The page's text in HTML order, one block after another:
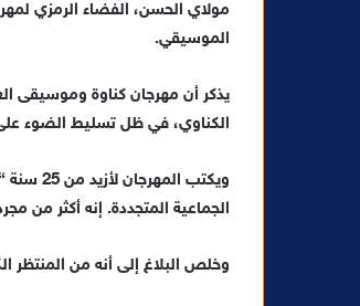
مولاي الحسن، الفضاء الرمزي
الموسيقي.
يذكر أن مهرجان كناوة وموسيقى
الكناوي، في ظل تسليط الضوء
ويكتب
الجماعية المتجددة. إنه أكثر من
وخلص البلاغ إلى أنه من